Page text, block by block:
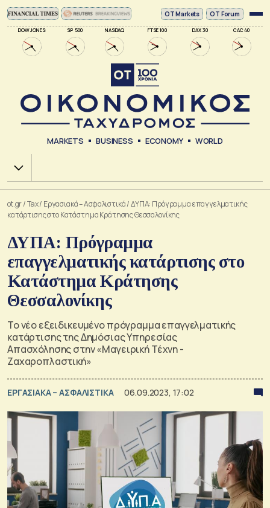
DOW JONES SP 500 NASDAQ FTSE 100 DAX 30 CAC 40
ΟΤ Markets OT Forum
MARKETS BUSINESS ECONOMY WORLD
Χ.Α.
ot.gr/Tax/ Εργασιακά – Ασφαλιστικά/ΔΥΠΑ: Πρόγραμμα επαγγελματικής
κατάρτισης στο Κατάστημα Κράτησης Θεσσαλονίκης
ΔΥΠΑ: Πρόγραμμα
επαγγελματικής κατάρτισης στο
Κατάστημα Κράτησης
Θεσσαλονίκης
Το νέο εξειδικευμένο πρόγραμμα επαγγελματικής
κατάρτισης της Δημόσιας Υπηρεσίας
Απασχόλησης στην «Μαγειρική Τέχνη -
Ζαχαροπλαστική»
ΕΡΓΑΣΙΑΚΑ – ΑΣΦΑΛΙΣΤΙΚΑ 06.09.2023, 17:02